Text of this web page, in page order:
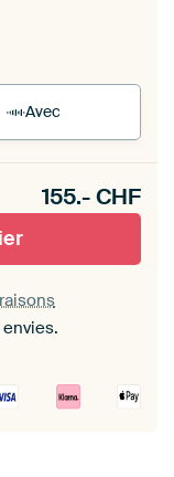
Avec
155.-CHF